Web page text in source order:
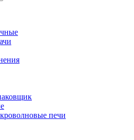
печи